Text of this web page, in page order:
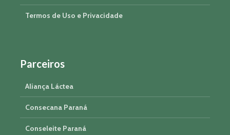
Termos de Uso e Privacidade
Parceiros
Aliança Láctea
Consecana Paraná
Conseleite Paraná